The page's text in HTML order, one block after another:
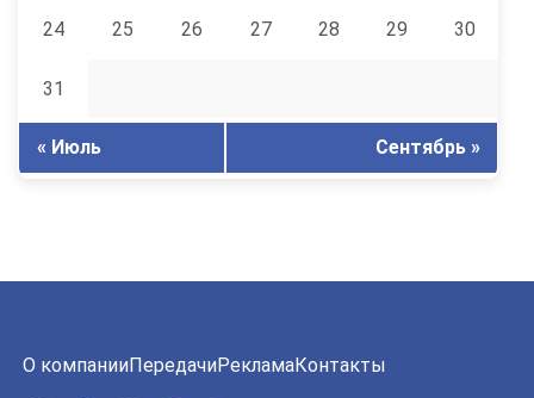
24 25 26 27 28 29 30
31
« Июль Сентябрь »
О компанииПередачиРекламаКонтакты